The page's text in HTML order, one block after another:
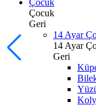
Çocuk
Çocuk
Geri
14 Ayar
14 Ayar
Geri